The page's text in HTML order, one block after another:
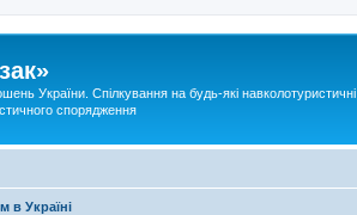
України. Спілкування на будь-які навколотуристичні
спорядження
в Україні